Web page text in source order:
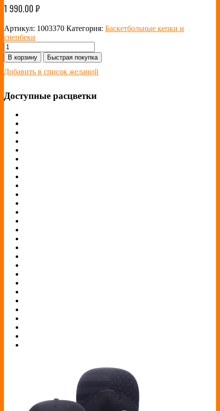
1 990.00₽
Артикул: 1003370 Категория: Баскетбольные кепки и
снепбеки
В корзину Быстрая покупка
Добавить в список желаний
Доступные расцветки